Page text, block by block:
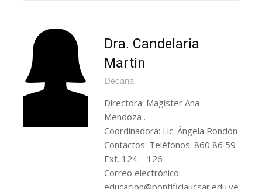
Dra. Candelaria
Martin
Decana
Directora: Magíster Ana
Mendoza .
Coordinadora: Lic. Ángela Rondón
Contactos: Teléfonos. 860 86 59
Ext. 124 – 126
Correo electrónico: